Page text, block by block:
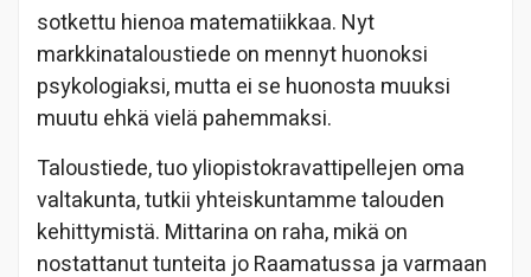
sotkettu hienoa matematiikkaa. Nyt
markkinataloustiede on mennyt huonoksi
psykologiaksi, mutta ei se huonosta muuksi
muutu ehkä vielä pahemmaksi.
Taloustiede, tuo yliopistokravattipellejen oma
valtakunta, tutkii yhteiskuntamme talouden
kehittymistä. Mittarina on raha, mikä on
nostattanut tunteita jo Raamatussa ja varmaan